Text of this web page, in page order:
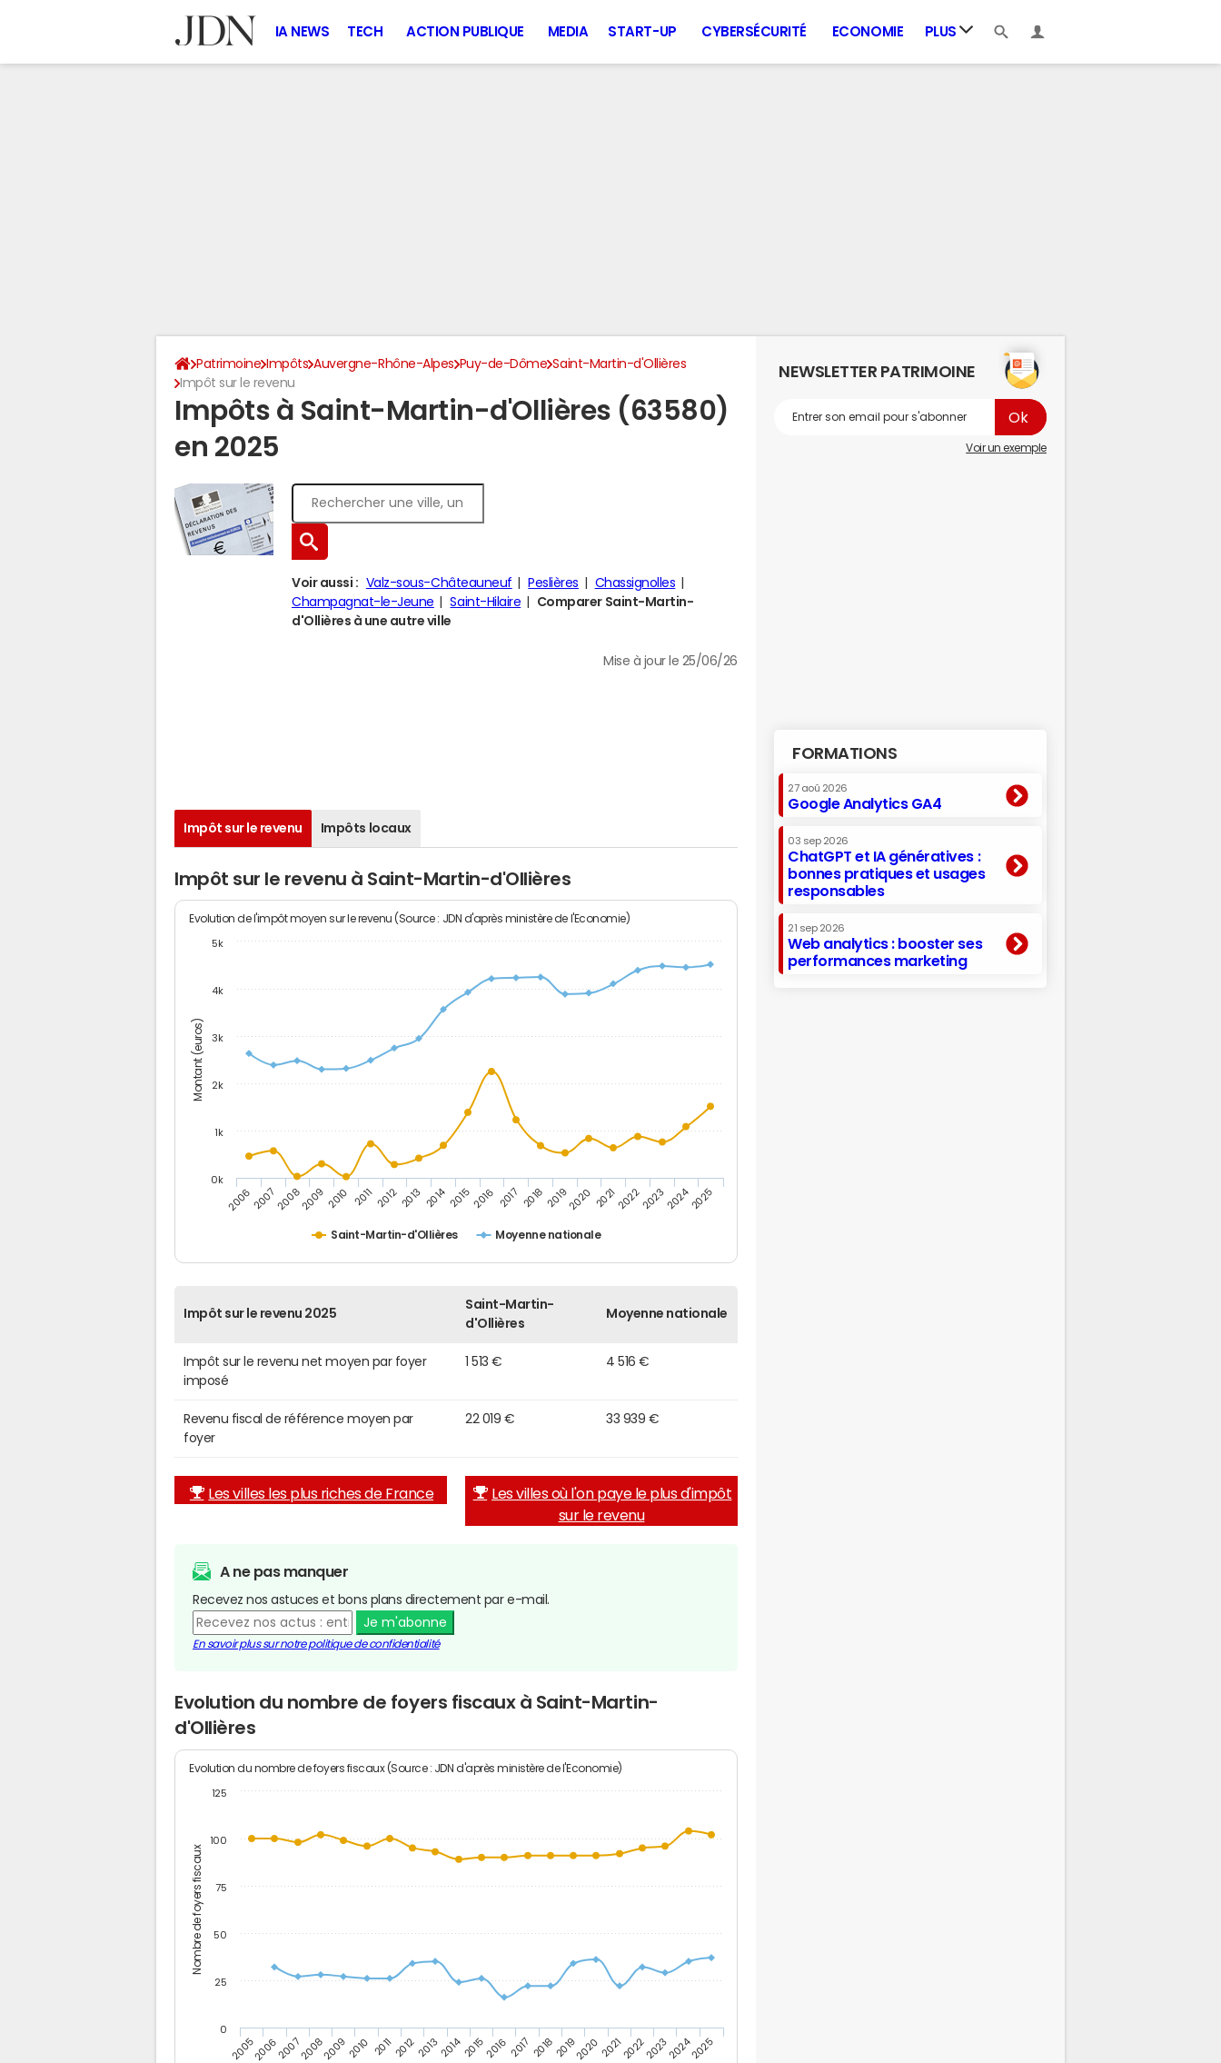
IA NEWS TECH ACTION PUBLIQUE MEDIA START-UP CYBERSÉCURITÉ ECONOMIE PLUS
Patrimoine Impôts Auvergne-Rhône-Alpes Puy-de-Dôme Saint-Martin-d'Ollières
Impôt sur le revenu
Impôts à Saint-Martin-d'Ollières (63580)
en 2025
Voir aussi : Valz-sous-Châteauneuf Peslières
Chassignolles
Champagnat-le-Jeune
Saint-Hilaire
Comparer Saint-Martin-
d'Ollières à une autre ville
Mise à jour le 25/06/26
Impôt sur le revenu Impôts locaux
Impôt sur le revenu à Saint-Martin-d'Ollières
Montant (euros)
Evolution de l'impôt moyen sur le revenu (Source : JDN d'après ministère de l'Economie)
Saint-Martin-d'Ollières Moyenne nationale
20062007200820092010 2011 20122013 201420152016 2017 201820192020 20212022202320242025
0k
1k
2k
3k
4k
5k
Impôt sur le revenu 2025
Saint-Martin-
d'Ollières
Moyenne nationale
Impôt sur le revenu net moyen par foyer
imposé
1 513 € 4 516 €
Revenu fiscal de référence moyen par
foyer
22 019 € 33 939 €
Les villes les plus riches de France
Les villes où l'on paye le plus d'impôt
sur le revenu
A ne pas manquer
Recevez nos astuces et bons plans directement par e-mail.
Je m'abonne
En savoir plus sur notre politique de confidentialité
Evolution du nombre de foyers fiscaux à Saint-Martin-
d'Ollières
Nombre de foyers fiscaux
Evolution du nombre de foyers fiscaux (Source : JDN d'après ministère de l'Economie)
200520062007200820092010 201120122013201420152016 2017 20182019202020212022202320242025
0
25
50
75
100
125
NEWSLETTER PATRIMOINE
Voir un exemple
FORMATIONS
27 aoû 2026
Google Analytics GA4
03 sep 2026
ChatGPT et IA génératives :
bonnes pratiques et usages
responsables
21 sep 2026
Web analytics : booster ses
performances marketing